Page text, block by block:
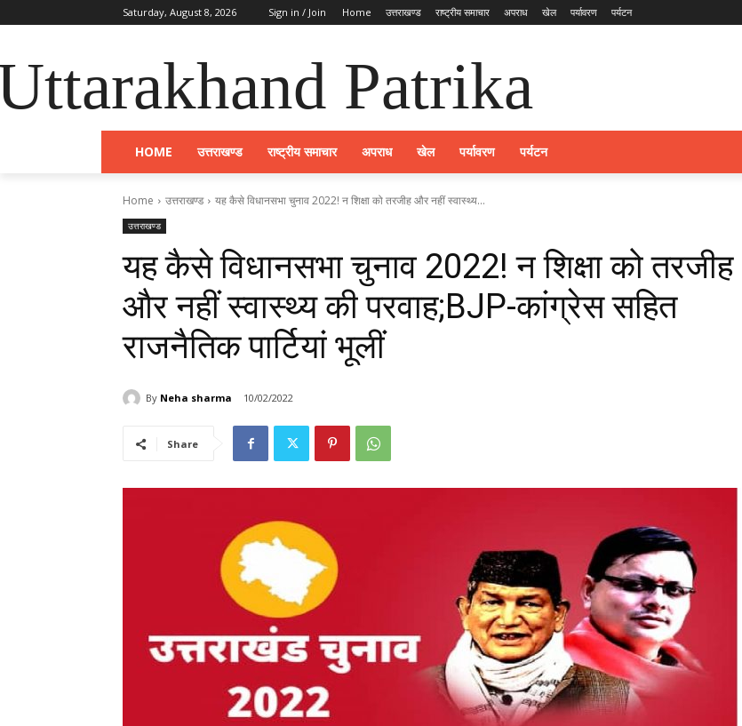
Saturday, August 8, 2026 Sign in / Join Home उत्तराखण्ड राष्ट्रीय समाचार अपराध खेल पर्यावरण पर्यटन
Patrika
HOME उत्तराखण्ड राष्ट्रीय समाचार अपराध खेल पर्यावरण पर्यटन
Home उत्तराखण्ड यह कैसे विधानसभा चुनाव 2022! न शिक्षा को तरजीह और नहीं स्वास्थ्य...
उत्तराखण्ड
यह कैसे विधानसभा चुनाव 2022! न शिक्षा को तरजीह
और नहीं स्वास्थ्य की परवाह;BJP-कांग्रेस सहित
राजनैतिक पार्टियां भूलीं
By Neha sharma 10/02/2022
Share